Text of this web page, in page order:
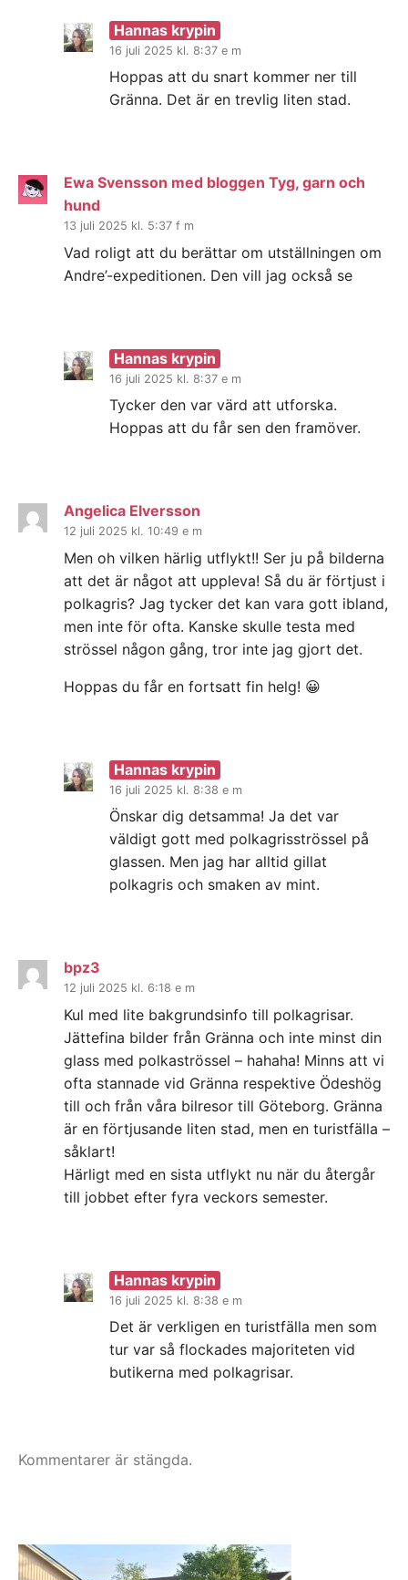
Hannas krypin
16 juli 2025 kl. 8:37 e m
Hoppas att du snart kommer ner till
Gränna. Det är en trevlig liten stad.
Ewa Svensson med bloggen Tyg, garn och
hund
13 juli 2025 kl. 5:37 f m
Vad roligt att du berättar om utställningen om
Andre’-expeditionen. Den vill jag också se
Hannas krypin
16 juli 2025 kl. 8:37 e m
Tycker den var värd att utforska.
Hoppas att du får sen den framöver.
Angelica Elversson
12 juli 2025 kl. 10:49 e m
Men oh vilken härlig utflykt!! Ser ju på bilderna
att det är något att uppleva! Så du är förtjust i
polkagris? Jag tycker det kan vara gott ibland,
men inte för ofta. Kanske skulle testa med
strössel någon gång, tror inte jag gjort det.
Hoppas du får en fortsatt fin helg! 😀
Hannas krypin
16 juli 2025 kl. 8:38 e m
Önskar dig detsamma! Ja det var
väldigt gott med polkagrisströssel på
glassen. Men jag har alltid gillat
polkagris och smaken av mint.
bpz3
12 juli 2025 kl. 6:18 e m
Kul med lite bakgrundsinfo till polkagrisar.
Jättefina bilder från Gränna och inte minst din
glass med polkaströssel – hahaha! Minns att vi
ofta stannade vid Gränna respektive Ödeshög
till och från våra bilresor till Göteborg. Gränna
är en förtjusande liten stad, men en turistfälla –
såklart!
Härligt med en sista utflykt nu när du återgår
till jobbet efter fyra veckors semester.
Hannas krypin
16 juli 2025 kl. 8:38 e m
Det är verkligen en turistfälla men som
tur var så flockades majoriteten vid
butikerna med polkagrisar.
Kommentarer är stängda.